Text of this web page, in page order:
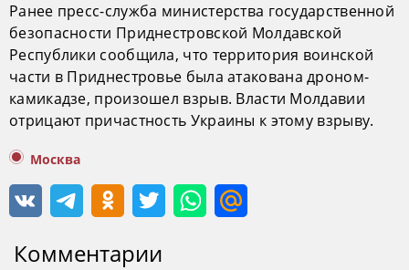
Ранее пресс-служба министерства государственной
безопасности Приднестровской Молдавской
Республики сообщила, что территория воинской
части в Приднестровье была атакована дроном-
камикадзе, произошел взрыв. Власти Молдавии
отрицают причастность Украины к этому взрыву.
Москва
Комментарии